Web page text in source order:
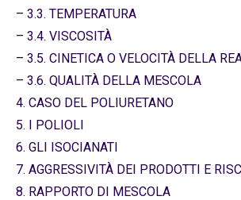
– 3.3. TEMPERATURA
– 3.4. VISCOSITÀ
– 3.5. CINETICA O VELOCITÀ DELLA
– 3.6. QUALITÀ DELLA MESCOLA
4. CASO DEL POLIURETANO
5. I POLIOLI
6. GLI ISOCIANATI
7. AGGRESSIVITÀ DEI PRODOTTI E
8. RAPPORTO DI MESCOLA